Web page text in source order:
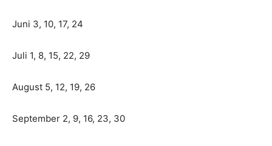
Juni 3, 10, 17, 24
Juli 1, 8, 15, 22, 29
August 5, 12, 19, 26
September 2, 9, 16, 23, 30